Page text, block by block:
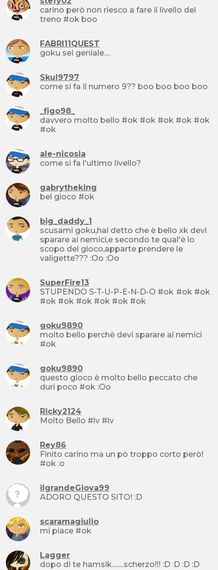
carino però non riesco a fare il livello del
treno #ok boo
FABRI11QUEST
goku sei geniale....
Skul9797
come si fa il numero 9?? boo boo boo boo
_figo98_
davvero molto bello #ok #ok #ok #ok #ok
#ok
ale-nicosia
come si fa l'ultimo livello?
gabrytheking
bel gioco #ok
big_daddy_1
scusami goku,hai detto che è bello xk devi
sparare ai nemici,e secondo te qual'è lo
scopo del gioco,apparte prendere le
valigette??? :Oo :Oo
SuperFire13
STUPENDO S-T-U-P-E-N-D-O #ok #ok #ok
#ok #ok #ok #ok #ok #ok
goku9890
molto bello perchè devi sparare ai nemici
#ok
goku9890
questo gioco è molto bello peccato che
duri poco #ok :Oo
Ricky2124
Molto Bello #lv #lv
Rey86
Finito carino ma un pò troppo corto però!
#ok :o
ilgrandeGiova99
ADORO QUESTO SITO! :D
scaramagiulio
mi piace #ok
Lagger
dopo di te hamsik........scherzo!!! :D :D :D :D